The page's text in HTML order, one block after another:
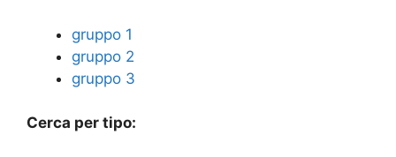
gruppo 1
gruppo 2
gruppo 3
Cerca per tipo: